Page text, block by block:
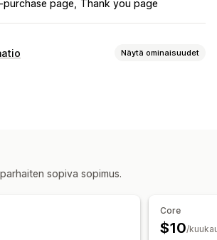
purchase page Thank you page
Näytä ominaisuudet
Mukautetut käynnistimet
synkronointi
Ajastetut tehtävät
sopiva sopimus.
Core
$10/